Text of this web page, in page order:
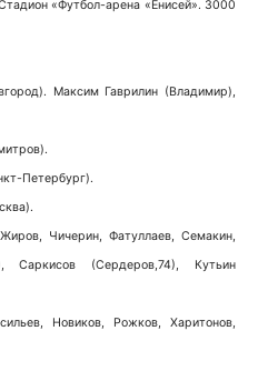
«Футбол-арена «Енисей». 3000
Максим Гаврилин (Владимир),
Петербург).
Чичерин, Фатуллаев, Семакин,
(Сердеров,74), Кутьин
Новиков, Рожков, Харитонов,